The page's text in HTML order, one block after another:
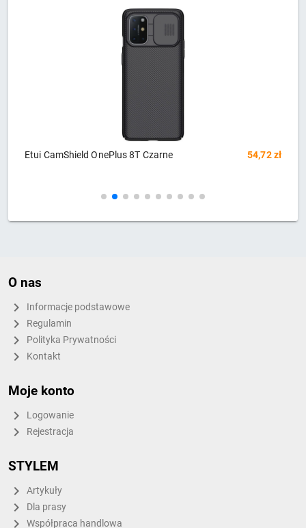
Etui UNIQ Lithos na iPhone Xr - niebieskie 81,33 zł
O nas
Informacje podstawowe
Regulamin
Polityka Prywatności
Kontakt
Moje konto
Logowanie
Rejestracja
STYLEM
Artykuły
Dla prasy
Współpraca handlowa